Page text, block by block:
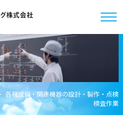
各種設備・関連機器の設計・製作・点検
検査作業